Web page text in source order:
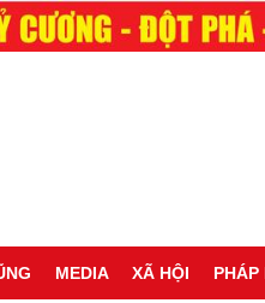
MEDIA XÃ HỘI PHÁP